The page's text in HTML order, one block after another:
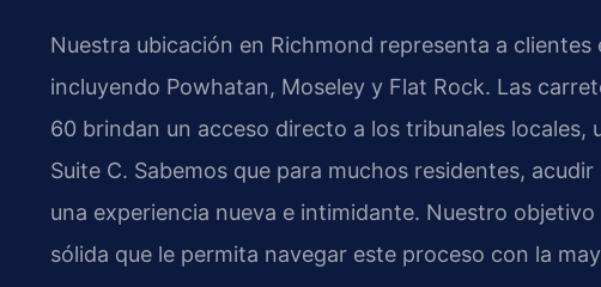
Nuestra ubicación en Richmond representa a
incluyendo Powhatan, Moseley y Flat Rock. Las
60 brindan un acceso directo a los tribunales locales,
Suite C. Sabemos que para muchos residentes,
una experiencia nueva e intimidante. Nuestro
sólida que le permita navegar este proceso con la